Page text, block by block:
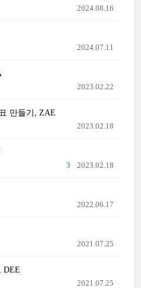
2024.08.16
2024.07.11
2023.02.22
만들기, ZAE
2023.02.18
2023.02.18
3
2022.06.17
2021.07.25
DEE
2021.07.25